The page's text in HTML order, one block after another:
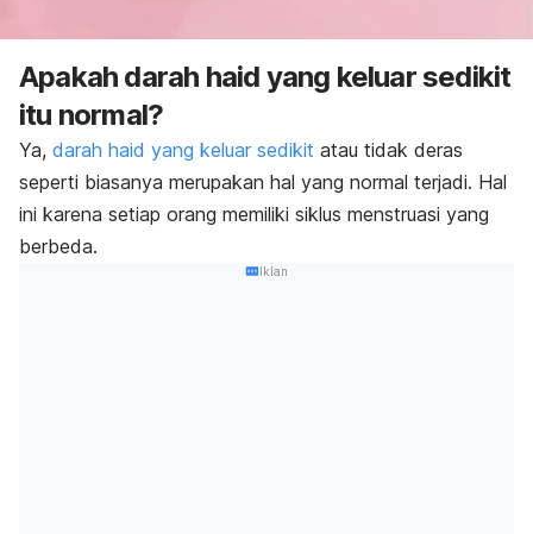
Apakah darah haid yang keluar sedikit
itu normal?
Ya, darah haid yang keluar sedikit atau tidak deras
seperti biasanya merupakan hal yang normal terjadi. Hal
ini karena setiap orang memiliki siklus menstruasi yang
berbeda.
Iklan